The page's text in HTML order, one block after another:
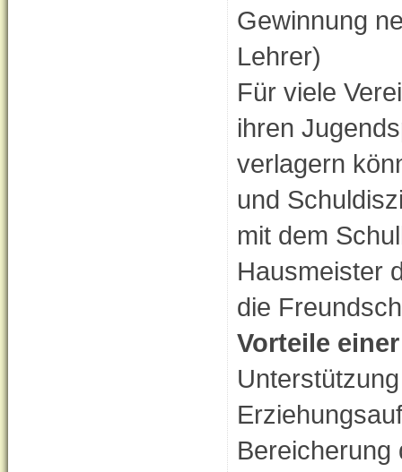
Gewinnung
Lehrer)
Für viele
ihren
verlagern
und
mit dem
Hausmeister
die
Vorteile
Bereicherung